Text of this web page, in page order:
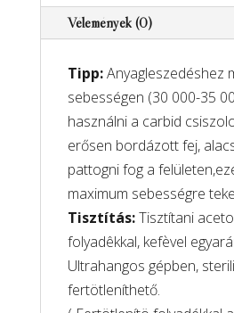
Vélemények (0)
Tipp:Anyagleszedéshez
sebességen (30 000-35
használni a carbid
erősen bordázott fej,
pattogni fog a
maximum sebességre
Tisztítás:Tisztítani
folyadêkkal, kefèvel
Ultrahangos gépben,
fertötleníthető.